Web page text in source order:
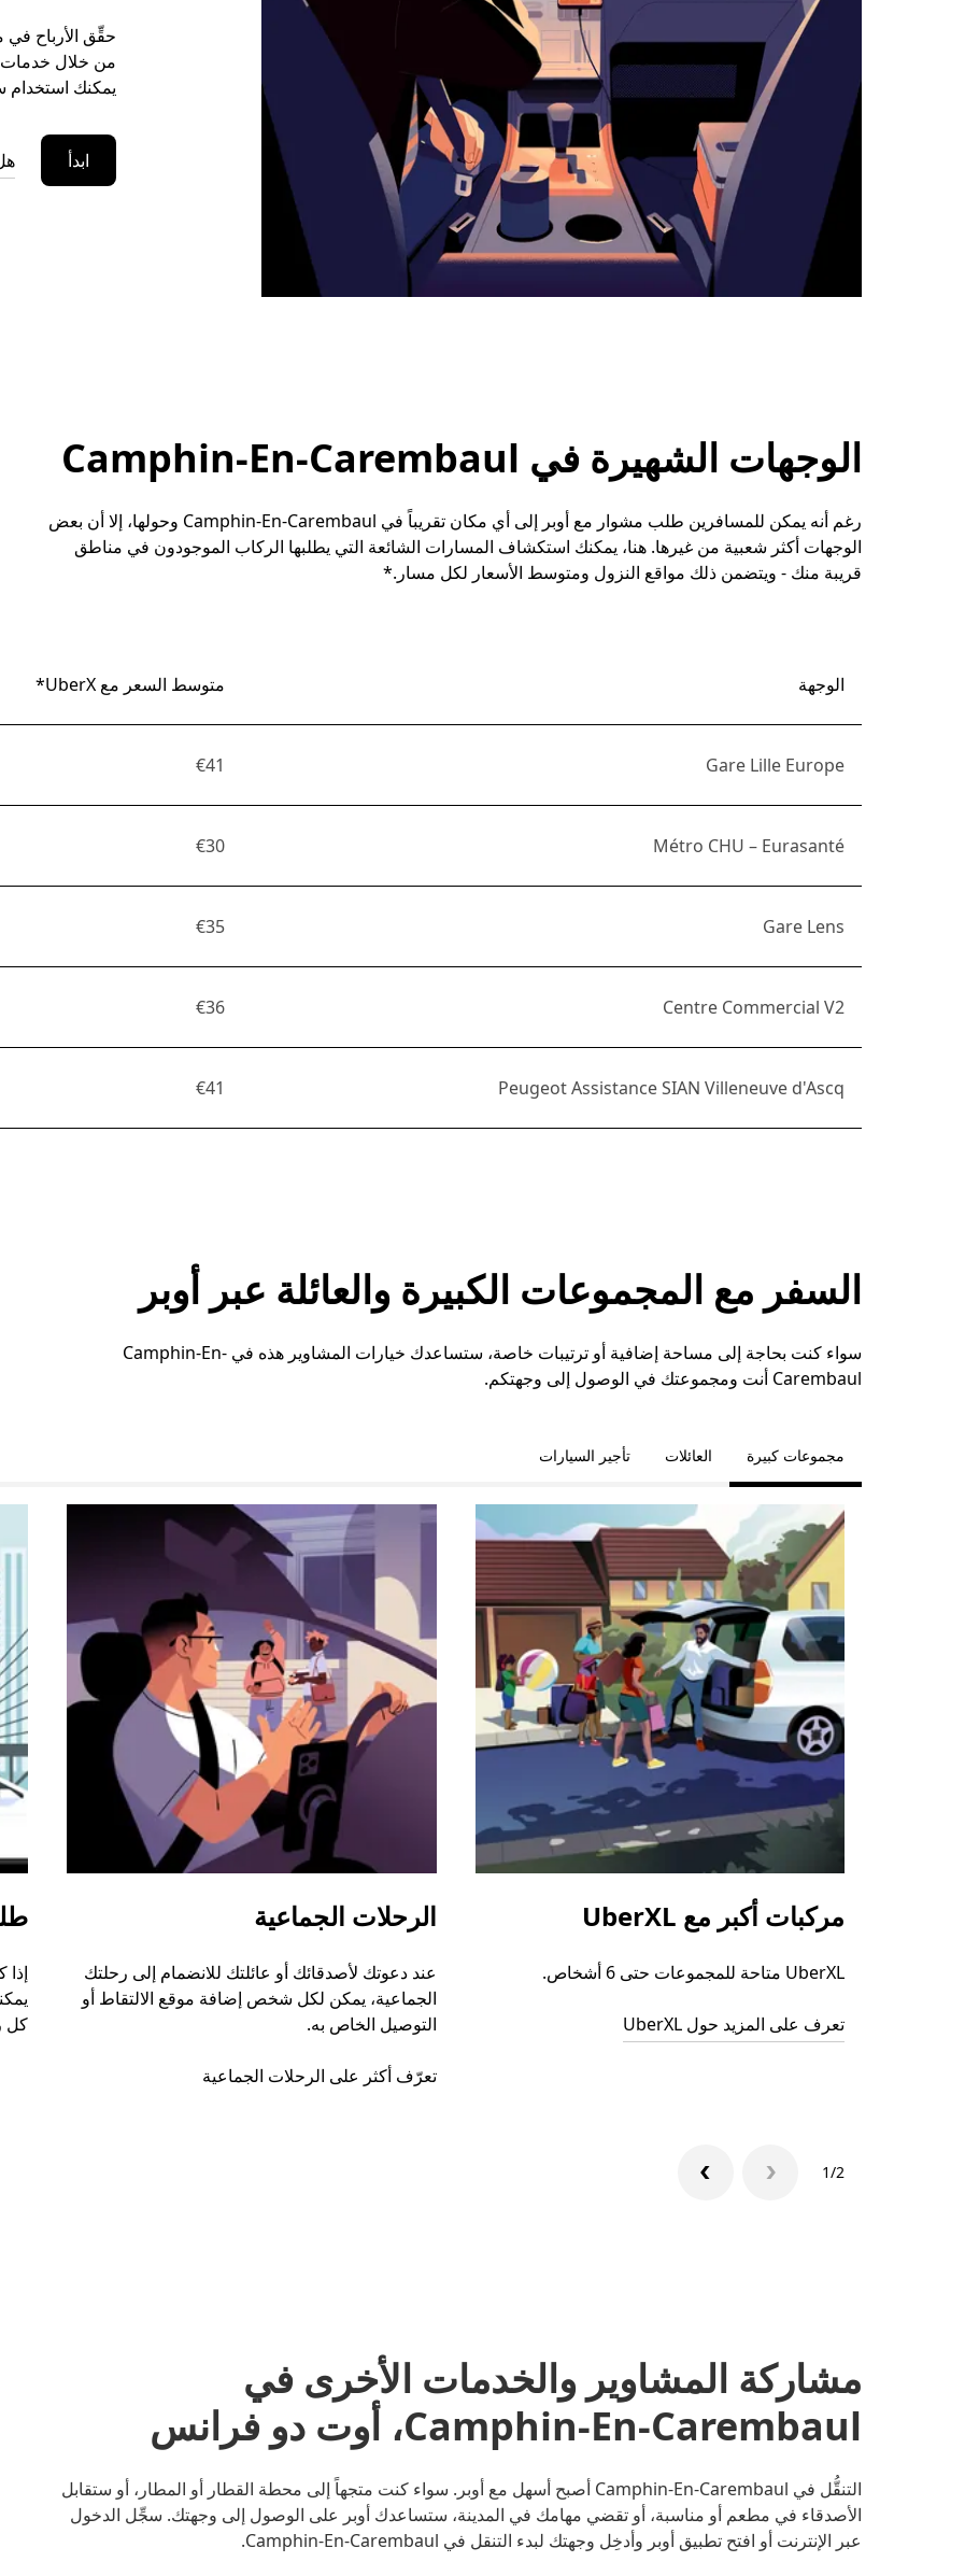
من خلال خدمات
يمكنك استخدام
ابدأ
الوجهات الشهيرة في Camphin-En-Carembaul
رغم أنه يمكن للمسافرين طلب مشوار مع أوبر إلى أي مكان تقريباً في Camphin-En-Carembaul وحولها، إلا أن بعض
الوجهات أكثر شعبية من غيرها. هنا، يمكنك استكشاف المسارات الشائعة التي يطلبها الركاب الموجودون في مناطق
قريبة منك - ويتضمن ذلك مواقع النزول ومتوسط الأسعار لكل مسار.*
الوجهة متوسط السعر مع UberX*
Gare Lille Europe
€41
Métro CHU – Eurasanté
€30
Gare Lens
€35
Centre Commercial V2
€36
Peugeot Assistance SIAN Villeneuve d'Ascq
€41
السفر مع المجموعات الكبيرة والعائلة عبر أوبر
سواء كنت بحاجة إلى مساحة إضافية أو ترتيبات خاصة، ستساعدك خيارات المشاوير هذه في Camphin-En-
Carembaul أنت ومجموعتك في الوصول إلى وجهتكم.
مجموعات كبيرة العائلات تأجير السيارات
مركبات أكبر مع UberXL
UberXL متاحة للمجموعات حتى 6 أشخاص.
تعرف على المزيد حول UberXL
الرحلات الجماعية
عند دعوتك لأصدقائك أو عائلتك للانضمام إلى رحلتك
الجماعية، يمكن لكل شخص إضافة موقع الالتقاط أو
التوصيل الخاص به.
تعرّف أكثر على الرحلات الجماعية
كل
1/2
مشاركة المشاوير والخدمات الأخرى في
Camphin-En-Carembaul، أوت دو فرانس
التنقُّل في Camphin-En-Carembaul أصبح أسهل مع أوبر. سواء كنت متجهاً إلى محطة القطار أو المطار، أو ستقابل
الأصدقاء في مطعم أو مناسبة، أو تقضي مهامك في المدينة، ستساعدك أوبر على الوصول إلى وجهتك. سجِّل الدخول
عبر الإنترنت أو افتح تطبيق أوبر وأدخِل وجهتك لبدء التنقل في Camphin-En-Carembaul.